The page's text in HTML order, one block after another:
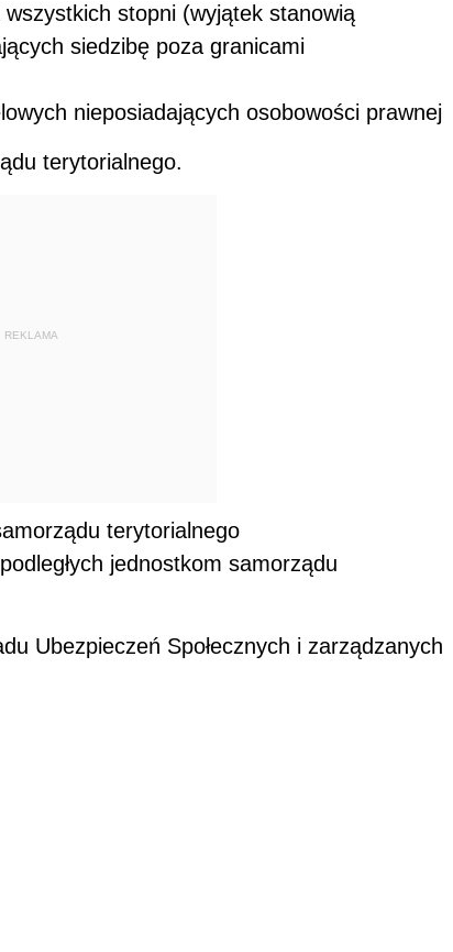
stopni (wyjątek stanowią
siedzibę poza granicami
nieposiadających osobowości prawnej
terytorialnego.
REKLAMA
terytorialnego
jednostkom samorządu
Ubezpieczeń Społecznych i zarządzanych